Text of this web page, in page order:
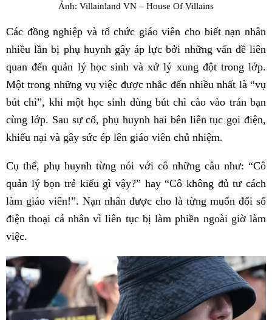
Ảnh: Villainland VN – House Of Villains
Các đồng nghiệp và tổ chức giáo viên cho biết nạn nhân
nhiều lần bị phụ huynh gây áp lực bởi những vấn đề liên
quan đến quản lý học sinh và xử lý xung đột trong lớp.
Một trong những vụ việc được nhắc đến nhiều nhất là “vụ
bút chì”, khi một học sinh dùng bút chì cào vào trán bạn
cùng lớp. Sau sự cố, phụ huynh hai bên liên tục gọi điện,
khiếu nại và gây sức ép lên giáo viên chủ nhiệm.
Cụ thể, phụ huynh từng nói với cô những câu như: “Cô
quản lý bọn trẻ kiểu gì vậy?” hay “Cô không đủ tư cách
làm giáo viên!”. Nạn nhân được cho là từng muốn đổi số
điện thoại cá nhân vì liên tục bị làm phiền ngoài giờ làm
việc.